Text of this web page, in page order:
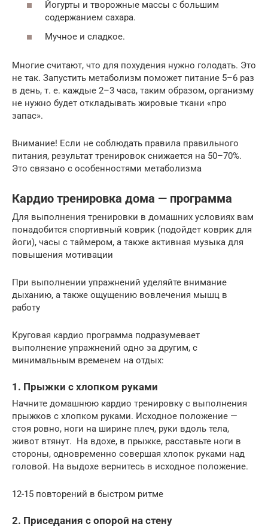
Йогурты и творожные массы с большим
содержанием сахара.
Мучное и сладкое.
Многие считают, что для похудения нужно голодать. Это
не так. Запустить метаболизм поможет питание 5–6 раз
в день, т. е. каждые 2–3 часа, таким образом, организму
не нужно будет откладывать жировые ткани «про
запас».
Внимание! Если не соблюдать правила правильного
питания, результат тренировок снижается на 50–70%.
Это связано с особенностями метаболизма
Кардио тренировка дома — программа
Для выполнения тренировки в домашних условиях вам
понадобится спортивный коврик (подойдет коврик для
йоги), часы с таймером, а также активная музыка для
повышения мотивации
При выполнении упражнений уделяйте внимание
дыханию, а также ощущению вовлечения мышц в
работу
Круговая кардио программа подразумевает
выполнение упражнений одно за другим, с
минимальным временем на отдых:
1. Прыжки с хлопком руками
Начните домашнюю кардио тренировку с выполнения
прыжков с хлопком руками. Исходное положение —
стоя ровно, ноги на ширине плеч, руки вдоль тела,
живот втянут. На вдохе, в прыжке, расставьте ноги в
стороны, одновременно совершая хлопок руками над
головой. На выдохе вернитесь в исходное положение.
12-15 повторений в быстром ритме
2. Приседания с опорой на стену